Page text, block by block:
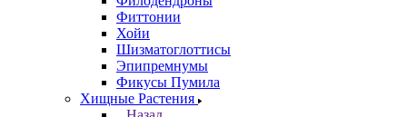
Фиттонии
Хойи
Шизматоглоттисы
Эпипремнумы
Фикусы Пумила
Хищные Растения